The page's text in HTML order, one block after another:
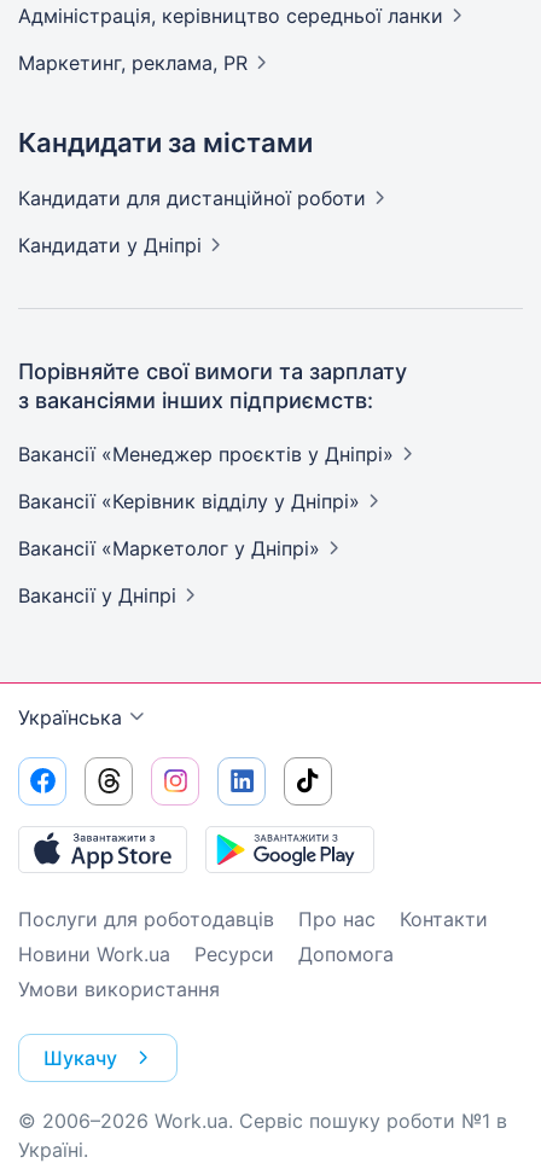
Адмiнiстрацiя, керівництво середньої ланки
Маркетинг, реклама, PR
Кандидати за містами
Кандидати для дистанційної роботи
Кандидати у Дніпрі
Порівняйте свої вимоги та зарплату
з вакансіями інших підприємств:
Вакансії «Менеджер проєктів у Дніпрі»
Вакансії «Керівник відділу у Дніпрі»
Вакансії «Маркетолог у Дніпрі»
Вакансії у Дніпрі
Українська
Послуги для роботодавців Про нас
Контакти
Новини Work.ua
Ресурси
Допомога
Умови використання
Шукачу
© 2006–2026 Work.ua. Сервіс пошуку роботи №1 в
Україні.